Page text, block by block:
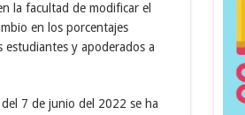
la facultad de modificar el
en los porcentajes
y apoderados a
7 de junio del 2022 se ha